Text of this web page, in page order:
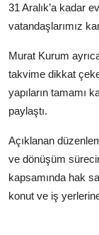
31 Aralık’a kadar
vatandaşlarımız
Murat Kurum
takvime dikkat
yapıların tamamı
paylaştı.
Açıklanan
ve dönüşüm
kapsamında hak
konut ve iş